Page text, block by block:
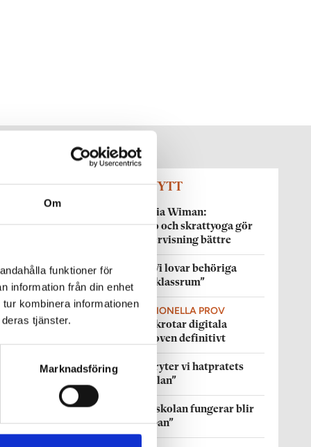
Om
funktioner för
information från din enhet
kombinera informationen
tjänster.
Marknadsföring
SENASTE NYTT
Maria Wiman:
Knyppelbingo och skrattyoga gör
inte min undervisning bättre
VALDEBATT
”Vi lovar behöriga
lärare i varje klassrum”
DIGITALA NATIONELLA PROV
Regeringen skrotar digitala
nationella proven definitivt
DEBATT
”Så bryter vi hatpratets
pyramid i skolan”
DEBATT
”Hur skolan fungerar blir
tydligt i trappan”